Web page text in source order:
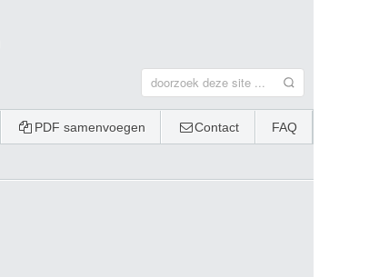
PDF samenvoegen Contact FAQ